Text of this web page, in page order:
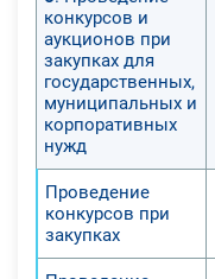
конкурсов и
аукционов при
закупках для
государственных,
муниципальных и
корпоративных
нужд
Проведение
конкурсов при
закупках